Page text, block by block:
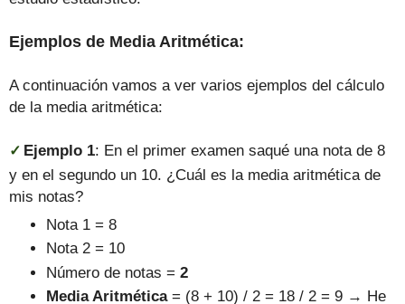
Ejemplos de Media Aritmética:
A continuación vamos a ver varios ejemplos del cálculo
de la media aritmética:
✓ Ejemplo 1: En el primer examen saqué una nota de 8
y en el segundo un 10. ¿Cuál es la media aritmética de
mis notas?
Nota 1 = 8
Nota 2 = 10
Número de notas =2
Media Aritmética= (8 + 10) / 2 = 18 / 2 = 9 → He